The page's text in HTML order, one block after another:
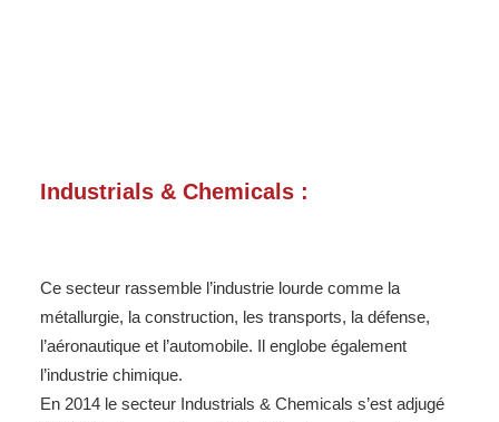
Industrials & Chemicals :
Ce secteur rassemble l’industrie lourde comme la
métallurgie, la construction, les transports, la défense,
l’aéronautique et l’automobile. Il englobe également
l’industrie chimique.
En 2014 le secteur Industrials & Chemicals s’est adjugé